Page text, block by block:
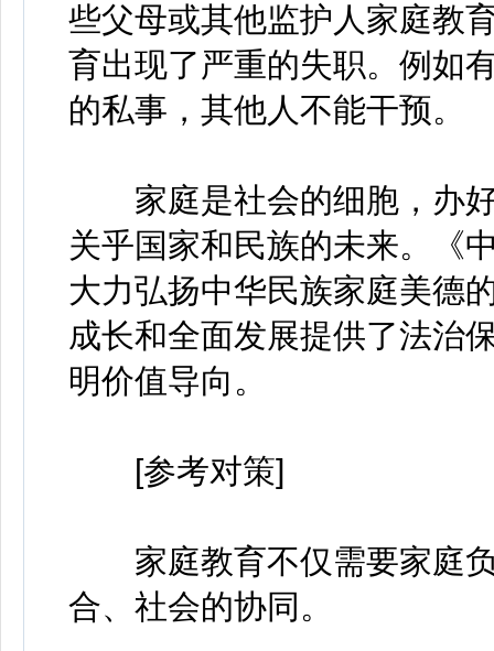
些父母或其他监护人家庭教
育出现了严重的失职。例如
的私事，其他人不能干预。
家庭是社会的细胞，办好
关乎国家和民族的未来。《
大力弘扬中华民族家庭美德
成长和全面发展提供了法治
明价值导向。
[参考对策]
家庭教育不仅需要家庭负
合、社会的协同。